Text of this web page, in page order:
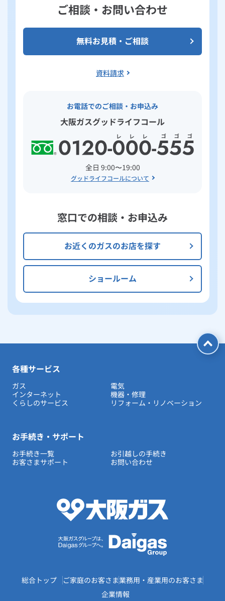
ご相談・お問い合わせ
無料お見積・ご相談
資料請求
お電話でのご相談・お申込み
大阪ガスグッドライフコール
全日 9:00〜19:00
グッドライフコールについて
窓口での相談・お申込み
お近くのガスのお店を探す
ショールーム
各種サービス
ガス
電気
インターネット
機器・修理
くらしのサービス
リフォーム・リノベーション
お手続き・サポート
お手続き一覧
お引越しの手続き
お客さまサポート
お問い合わせ
総合トップ ご家庭のお客さま業務用・産業用のお客さま
企業情報